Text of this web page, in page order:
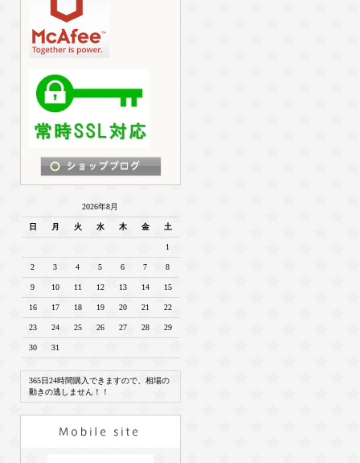
2026年8月
日 月 火 水 木 金 土
1
2 3 4 5 6 7 8
9 10 11 12 13 14 15
16 17 18 19 20 21 22
23 24 25 26 27 28 29
30 31
365日24時間購入できますので、相場の
動きの逃しません！！